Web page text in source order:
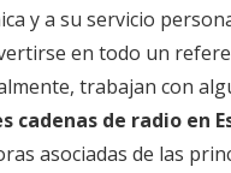
y a su servicio
en todo un
trabajan con
cadenas de radio en
asociadas de las